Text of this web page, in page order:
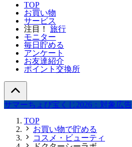
TOP
お買い物
サービス
注目！
旅行
モニター
毎日貯める
アンケート
お友達紹介
ポイント交換所
サマーちょび宝くじ2026：対象広告
TOP
お買い物で貯める
コスメ・ビューティ